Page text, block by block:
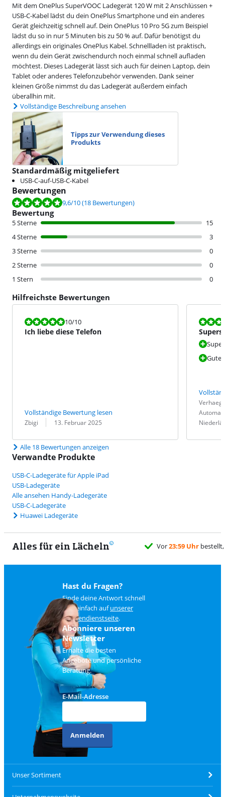
Mit dem OnePlus SuperVOOC Ladegerät 120 W mit 2 Anschlüssen +
USB-C-Kabel lädst du dein OnePlus Smartphone und ein anderes
Gerät gleichzeitig schnell auf. Dein OnePlus 10 Pro 5G zum Beispiel
lädst du so in nur 5 Minuten bis zu 50 % auf. Dafür benötigst du
allerdings ein originales OnePlus Kabel. Schnellladen ist praktisch,
wenn du dein Gerät zwischendurch noch einmal schnell aufladen
möchtest. Dieses Ladegerät lässt sich auch für deinen Laptop, dein
Tablet oder anderes Telefonzubehör verwenden. Dank seiner
kleinen Größe nimmst du das Ladegerät außerdem einfach
überallhin mit.
Vollständige Beschreibung ansehen
Tipps zur Verwendung dieses
Produkts
Standardmäßig mitgeliefert
USB-C-auf-USB-C-Kabel
Bewertungen
Bewertet mit 9,6 von 10, basierend auf 18 Bewertungen.
9,6/10(18 Bewertungen)
Bewertung
5 Sterne
15
4 Sterne
3
3 Sterne
0
2 Sterne
0
1 Stern
0
Hilfreichste Bewertungen
Bewertet mit 10 von 10.
10/10
Ich liebe diese Telefon
Vollständige Bewertung lesen
Bewertung von:
Zbigi
Datum: 13. Februar 2025
Bewertet
Gute
Bewertung
Datum:
Alle 18 Bewertungen anzeigen
Verwandte Produkte
USB-C-Ladegeräte für Apple iPad
USB-Ladegeräte
Alle ansehen Handy-Ladegeräte
USB-C-Ladegeräte
Huawei Ladegeräte
Alles für ein Lächeln
Hast du Fragen?
Finde deine Antwort schnell
und einfach aufunserer
Kundendienstseite.
Abonniere unseren
Newsletter
Erhalte die besten
Angebote und persönliche
Beratung.
E-Mail-Adresse
Anmelden
Unser Sortiment